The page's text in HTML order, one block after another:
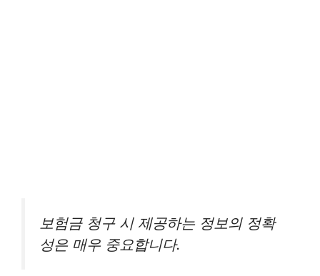
보험금 청구 시 제공하는 정보의 정확
성은 매우 중요합니다.